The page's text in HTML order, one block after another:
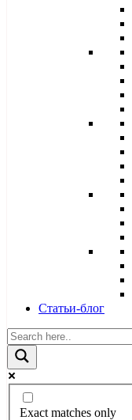
Статьи-блог
Exact matches only